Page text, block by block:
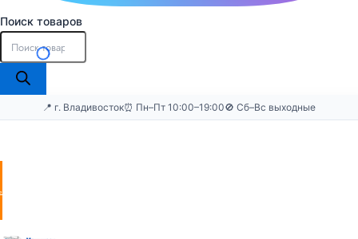
Поиск товаров
📍 г. Владивосток⏰ Пн–Пт 10:00–19:00🚫 Сб–Вс выходные
заявку